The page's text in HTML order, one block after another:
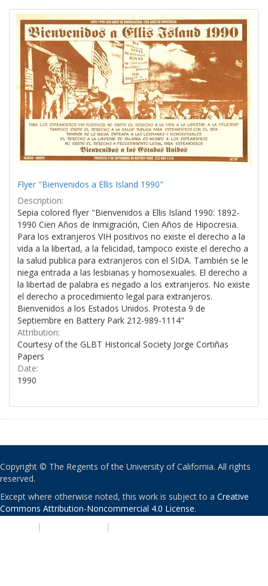
display
per
page
Search
Results
Flyer "Bienvenidos a Ellis Island 1990"
Description:
Sepia colored flyer "Bienvenidos a Ellis Island 1990: 1892-
1990 Cien Años de Inmigración, Cien Años de Hipocresia.
Para los extranjeros VIH positivos no existe el derecho a la
vida a la libertad, a la felicidad, tampoco existe el derecho a
la salud publica para extranjeros con el SIDA. También se le
niega entrada a las lesbianas y homosexuales. El derecho a
la libertad de palabra es negado a los extranjeros. No existe
el derecho a procedimiento legal para extranjeros.
Bienvenidos a los Estados Unidos. Protesta 9 de
Septiembre en Battery Park 212-989-1114"
Attribution:
Courtesy of the GLBT Historical Society Jorge Cortiñas
Papers
Date:
1990
Copyright © The Regents of the University of California. All rights
reserved.
Except where otherwise noted, this work is subject to a Creative
Commons Attribution-Noncommercial 4.0 License.
| |